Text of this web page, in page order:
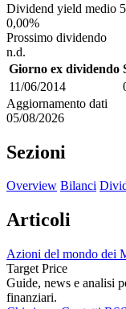
Dividend yield medio
0,00%
Prossimo dividendo
n.d.
Giorno ex dividendo
11/06/2014
Aggiornamento dati
05/08/2026
Sezioni
Overview Bilanci
Articoli
Azioni del mondo dei
Target Price
Guide, news e analisi
finanziari.